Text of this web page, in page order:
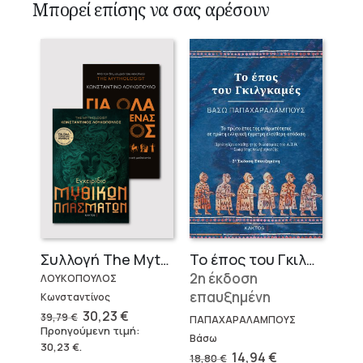
Μπορεί επίσης να σας αρέσουν
Συλλογή The Mythologist (2 βιβλία)
ΛΟΥΚΟΠΟΥΛΟΣ
Κωνσταντίνος
39,79€ Original
price
was:
39,79 €.
30,23€Η
τρέχουσα
τιμή
Προηγούμενη τιμή:
30,23€.
Το έπος του Γκιλγκαμές
2η έκδοση
επαυξημένη
ΠΑΠΑΧΑΡΑΛΑΜΠΟΥΣ
Βάσω
18,80€ Original
14,94€Η